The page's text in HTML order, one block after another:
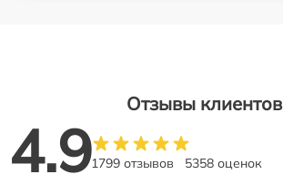
Отзывы клиентов
4.91799 отзывов 5358 оценок